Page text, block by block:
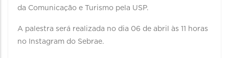
da Comunicação e Turismo pela USP.
A palestra será realizada no dia 06 de abril às 11 horas
no Instagram do Sebrae.